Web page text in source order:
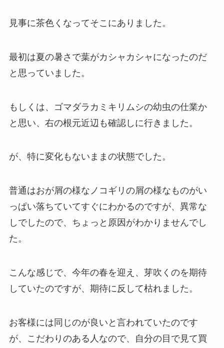
見事に茶色くなってそこにありました。
最初は夏の暑さで葉がカシャカシャになったのだ
と思っていました。
もしくは、ゴマダラカミキリムシの幼虫の仕業か
と思い、右の根元近辺も確認しに行きました。
が、特に変化もないままの状態でした。
普通はおが屑の様なノコギリの屑の様なものがい
っぱい落ちていてすぐにわかるのですが、異常な
しでしたので、ちょっと原因がわかりませんでし
た。
こんな感じで、今年の春を迎え、芽吹くのを期待
していたのですが、期待に反して枯れました。
お客様には同じのが良いと言われていたのです
が、こだわりのある人なので、自分の目で見て買